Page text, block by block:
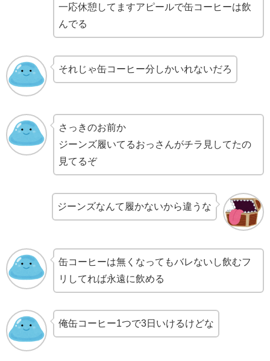
一応休憩してますアピールで缶コーヒーは飲
んでる
それじゃ缶コーヒー分しかいれないだろ
さっきのお前か
ジーンズ履いてるおっさんがチラ見してたの
見てるぞ
ジーンズなんて履かないから違うな
缶コーヒーは無くなってもバレないし飲むフ
リしてれば永遠に飲める
俺缶コーヒー1つで3日いけるけどな